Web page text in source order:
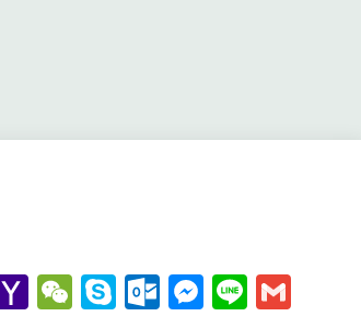
Yahoo
WeChat
SkypeOutlook.com
Messenger
Line